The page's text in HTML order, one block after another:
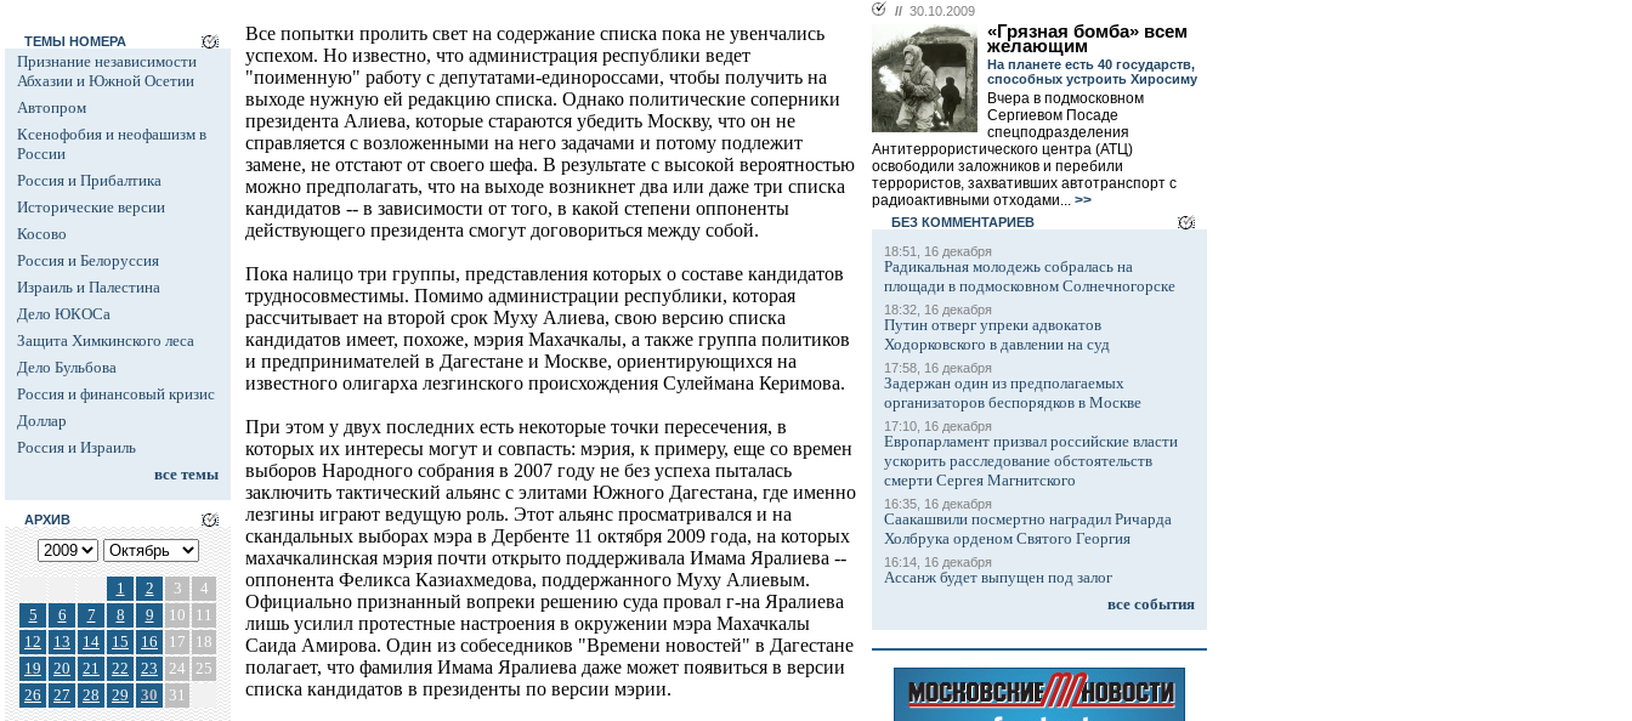
ТЕМЫ НОМЕРА
Признание независимости
Абхазии и Южной Осетии
Автопром
Ксенофобия и неофашизм в
России
Россия и Прибалтика
Исторические версии
Косово
Россия и Белоруссия
Израиль и Палестина
Дело ЮКОСа
Защита Химкинского леса
Дело Бульбова
Россия и финансовый кризис
Доллар
Россия и Израиль
все темы
АРХИВ
1 2 3
4
5
6 7 8 9 10
11
12
13 14 15 16 17
18
19
20 21 22 23 24 25
26
27 28 29 30 31
Все попытки пролить свет на содержание списка пока не увенчались
успехом. Но известно, что администрация республики ведет
"поименную" работу с депутатами-единороссами, чтобы получить на
выходе нужную ей редакцию списка. Однако политические соперники
президента Алиева, которые стараются убедить Москву, что он не
справляется с возложенными на него задачами и потому подлежит
замене, не отстают от своего шефа. В результате с высокой вероятностью
можно предполагать, что на выходе возникнет два или даже три списка
кандидатов -- в зависимости от того, в какой степени оппоненты
действующего президента смогут договориться между собой.
Пока налицо три группы, представления которых о составе кандидатов
трудносовместимы. Помимо администрации республики, которая
рассчитывает на второй срок Муху Алиева, свою версию списка
кандидатов имеет, похоже, мэрия Махачкалы, а также группа политиков
и предпринимателей в Дагестане и Москве, ориентирующихся на
известного олигарха лезгинского происхождения Сулеймана Керимова.
При этом у двух последних есть некоторые точки пересечения, в
которых их интересы могут и совпасть: мэрия, к примеру, еще со времен
выборов Народного собрания в 2007 году не без успеха пыталась
заключить тактический альянс с элитами Южного Дагестана, где именно
лезгины играют ведущую роль. Этот альянс просматривался и на
скандальных выборах мэра в Дербенте 11 октября 2009 года, на которых
махачкалинская мэрия почти открыто поддерживала Имама Яралиева --
оппонента Феликса Казиахмедова, поддержанного Муху Алиевым.
Официально признанный вопреки решению суда провал г-на Яралиева
лишь усилил протестные настроения в окружении мэра Махачкалы
Саида Амирова. Один из собеседников "Времени новостей" в Дагестане
полагает, что фамилия Имама Яралиева даже может появиться в версии
списка кандидатов в президенты по версии мэрии.
// 30.10.2009
«Грязная бомба» всем
желающим
На планете есть 40 государств,
способных устроить Хиросиму
Вчера в подмосковном
Сергиевом Посаде
спецподразделения
Антитеррористического центра (АТЦ)
освободили заложников и перебили
террористов, захвативших автотранспорт с
радиоактивными отходами... >>
БЕЗ КОМMЕНТАРИЕВ
18:51, 16 декабря
Радикальная молодежь собралась на
площади в подмосковном Солнечногорске
18:32, 16 декабря
Путин отверг упреки адвокатов
Ходорковского в давлении на суд
17:58, 16 декабря
Задержан один из предполагаемых
организаторов беспорядков в Москве
17:10, 16 декабря
Европарламент призвал российские власти
ускорить расследование обстоятельств
смерти Сергея Магнитского
16:35, 16 декабря
Саакашвили посмертно наградил Ричарда
Холбрука орденом Святого Георгия
16:14, 16 декабря
Ассанж будет выпущен под залог
все события